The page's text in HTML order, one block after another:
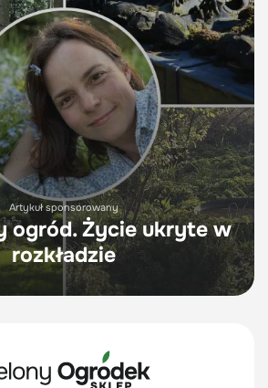
Artykuł sponsorowany
ogród. Życie ukryte w
rozkładzie